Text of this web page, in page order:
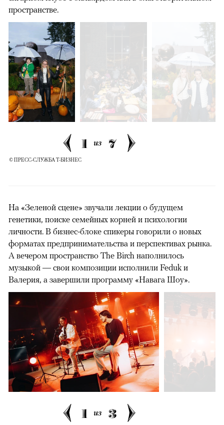
00:00
пространстве.
1 из 7
© ПРЕСС-СЛУЖБА Т-БИЗНЕС
На «Зеленой сцене» звучали лекции о будущем
генетики, поиске семейных корней и психологии
личности. В бизнес-блоке спикеры говорили о новых
форматах предпринимательства и перспективах рынка.
А вечером пространство The Birch наполнилось
музыкой — свои композиции исполнили Feduk и
Валерия, а завершили программу «Навага Шоу».
1 из 3